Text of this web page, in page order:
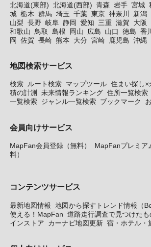
北海道(東部) 北海道(西部) 青森 岩手 宮城
城 栃木 群馬 埼玉 千葉 東京 神奈川 新潟
山梨 長野 岐阜 静岡 愛知 三重 滋賀 大阪
和歌山
鳥取 島根 岡山 広島 山口 徳島 香
岡 佐賀 長崎 熊本 大分 宮崎 鹿児島 沖縄
地図検索サービス
検索 ルート検索 マップツール 住まい探し×
積の計測
未来情報ランキング 住所一覧検索
一覧検索 ジャンル一覧検索 ブックマーク
会員向けサービス
MapFan会員登録（無料）
MapFanプレミア
料）
コンテンツサービス
最新地図情報 地図から探すトレンド情報（
使える！MapFan 道路走行調査で見つけたも
インストア
カーナビ地図更新 宿・ホテル・